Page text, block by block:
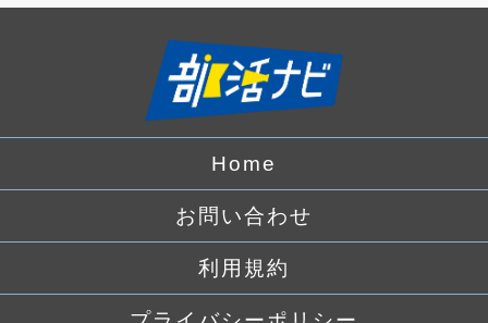
Home
お問い合わせ
利用規約